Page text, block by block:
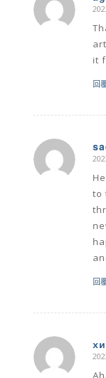
it
回
to
回